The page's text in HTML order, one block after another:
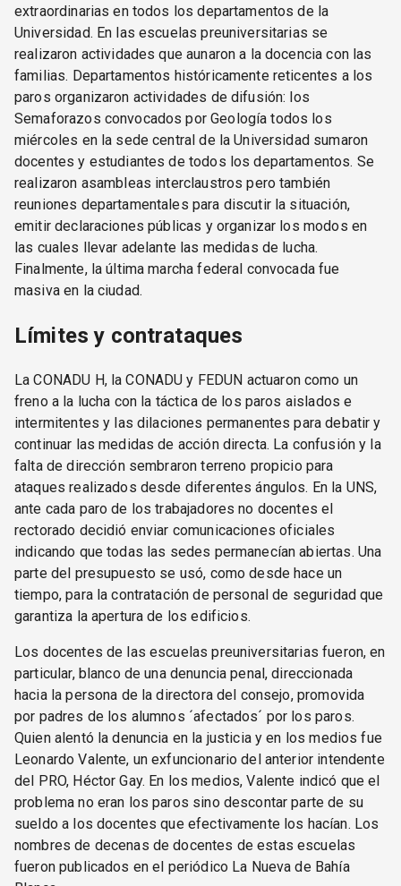
extraordinarias en todos los departamentos de la
Universidad. En las escuelas preuniversitarias se
realizaron actividades que aunaron a la docencia con las
familias. Departamentos históricamente reticentes a los
paros organizaron actividades de difusión: los
Semaforazos convocados por Geología todos los
miércoles en la sede central de la Universidad sumaron
docentes y estudiantes de todos los departamentos. Se
realizaron asambleas interclaustros pero también
reuniones departamentales para discutir la situación,
emitir declaraciones públicas y organizar los modos en
las cuales llevar adelante las medidas de lucha.
Finalmente, la última marcha federal convocada fue
masiva en la ciudad.
Límites y contrataques
La CONADU H, la CONADU y FEDUN actuaron como un
freno a la lucha con la táctica de los paros aislados e
intermitentes y las dilaciones permanentes para debatir y
continuar las medidas de acción directa. La confusión y la
falta de dirección sembraron terreno propicio para
ataques realizados desde diferentes ángulos. En la UNS,
ante cada paro de los trabajadores no docentes el
rectorado decidió enviar comunicaciones oficiales
indicando que todas las sedes permanecían abiertas. Una
parte del presupuesto se usó, como desde hace un
tiempo, para la contratación de personal de seguridad que
garantiza la apertura de los edificios.
Los docentes de las escuelas preuniversitarias fueron, en
particular, blanco de una denuncia penal, direccionada
hacia la persona de la directora del consejo, promovida
por padres de los alumnos ´afectados´ por los paros.
Quien alentó la denuncia en la justicia y en los medios fue
Leonardo Valente, un exfuncionario del anterior intendente
del PRO, Héctor Gay. En los medios, Valente indicó que el
problema no eran los paros sino descontar parte de su
sueldo a los docentes que efectivamente los hacían. Los
nombres de decenas de docentes de estas escuelas
fueron publicados en el periódico La Nueva de Bahía